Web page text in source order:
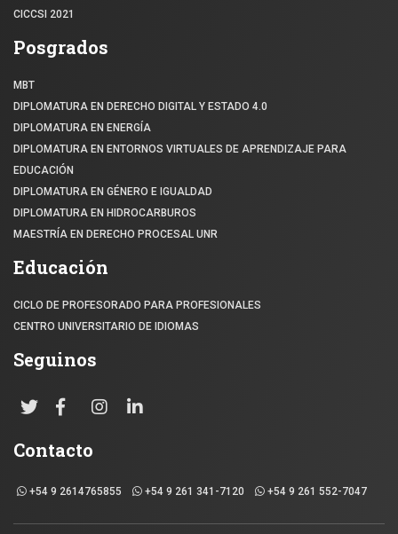
CICCSI 2021
Posgrados
MBT
DIPLOMATURA EN DERECHO DIGITAL Y ESTADO 4.0
DIPLOMATURA EN ENERGÍA
DIPLOMATURA EN ENTORNOS VIRTUALES DE APRENDIZAJE PARA
EDUCACIÓN
DIPLOMATURA EN GÉNERO E IGUALDAD
DIPLOMATURA EN HIDROCARBUROS
MAESTRÍA EN DERECHO PROCESAL UNR
Educación
CICLO DE PROFESORADO PARA PROFESIONALES
CENTRO UNIVERSITARIO DE IDIOMAS
Seguinos
Contacto
+54 9 2614765855 +54 9 261 341-7120 +54 9 261 552-7047